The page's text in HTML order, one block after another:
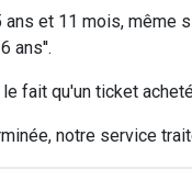
et 11 mois, même
ans''.
fait qu'un ticket
notre service